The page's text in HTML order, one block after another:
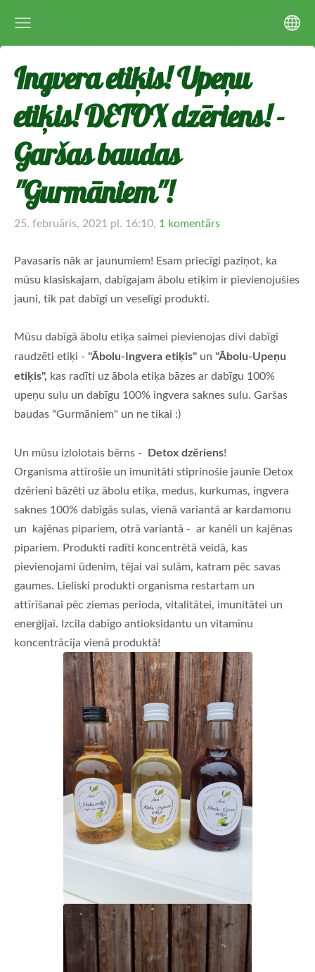
Ingvera etiķis! Upeņu
etiķis! DETOX dzēriens! -
Garšas baudas
''Gurmāniem''!
25. februāris, 2021 pl. 16:10, 1 komentārs
Pavasaris nāk ar jaunumiem! Esam priecīgi paziņot, ka
mūsu klasiskajam, dabīgajam ābolu etiķim ir pievienojušies
jauni, tik pat dabīgi un veselīgi produkti.
Mūsu dabīgā ābolu etiķa saimei pievienojas divi dabīgi
raudzēti etiķi - "Ābolu-Ingvera etiķis" un "Ābolu-Upeņu
etiķis", kas radīti uz ābola etiķa bāzes ar dabīgu 100%
upeņu sulu un dabīgu 100% ingvera saknes sulu. Garšas
baudas "Gurmāniem" un ne tikai :)
Un mūsu izlolotais bērns - Detox dzēriens!
Organisma attīrošie un imunitāti stiprinošie jaunie Detox
dzērieni bāzēti uz ābolu etiķa, medus, kurkumas, ingvera
saknes 100% dabīgās sulas, vienā variantā ar kardamonu
un kajēnas pipariem, otrā variantā - ar kanēli un kajēnas
pipariem. Produkti radīti koncentrētā veidā, kas
pievienojami ūdenim, tējai vai sulām, katram pēc savas
gaumes. Lieliski produkti organisma restartam un
attīrīšanai pēc ziemas perioda, vitalitātei, imunitātei un
enerģijai. Izcila dabīgo antioksidantu un vitamīnu
koncentrācija vienā produktā!